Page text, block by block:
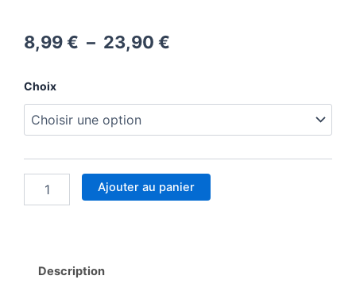
8,99€ – 23,90 €
à
23,90 €
Choix
quantité
Kit
panda
Ajouter au panier
Description